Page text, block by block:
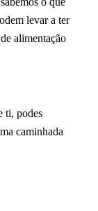
levar a ter
alimentação
ti, podes
caminhada